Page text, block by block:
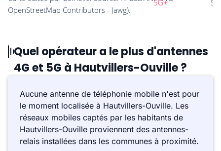
Quel opérateur a le plus d'antennes
4G et 5G à Hautvillers-Ouville ?
Aucune antenne de téléphonie mobile n'est pour
le moment localisée à Hautvillers-Ouville. Les
réseaux mobiles captés par les habitants de
Hautvillers-Ouville proviennent des antennes-
relais installées dans les communes à proximité.